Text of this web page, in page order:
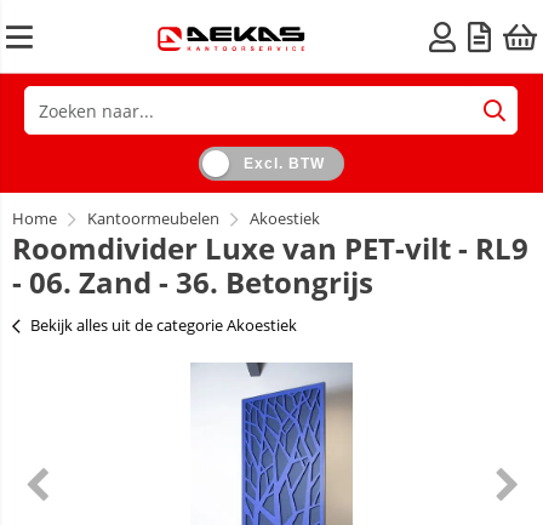
Excl. BTW
Home Kantoormeubelen Akoestiek
Roomdivider Luxe van PET-vilt - RL9
- 06. Zand - 36. Betongrijs
Bekijk alles uit de categorie Akoestiek